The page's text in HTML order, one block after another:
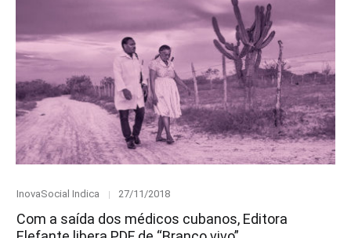
Category
InovaSocial Indica
Posted
27/11/2018
Com a saída dos médicos cubanos, Editora